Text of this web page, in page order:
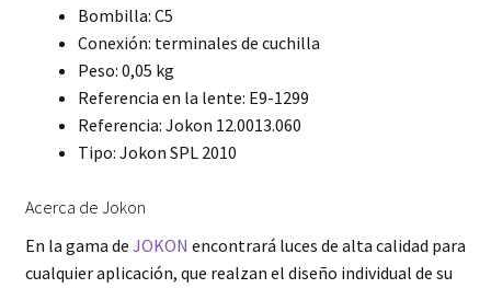
Bombilla: C5
Conexión: terminales de cuchilla
Peso: 0,05 kg
Referencia en la lente: E9-1299
Referencia: Jokon 12.0013.060
Tipo: Jokon SPL 2010
Acerca de Jokon
En la gama de JOKON encontrará luces de alta calidad para
cualquier aplicación, que realzan el diseño individual de su